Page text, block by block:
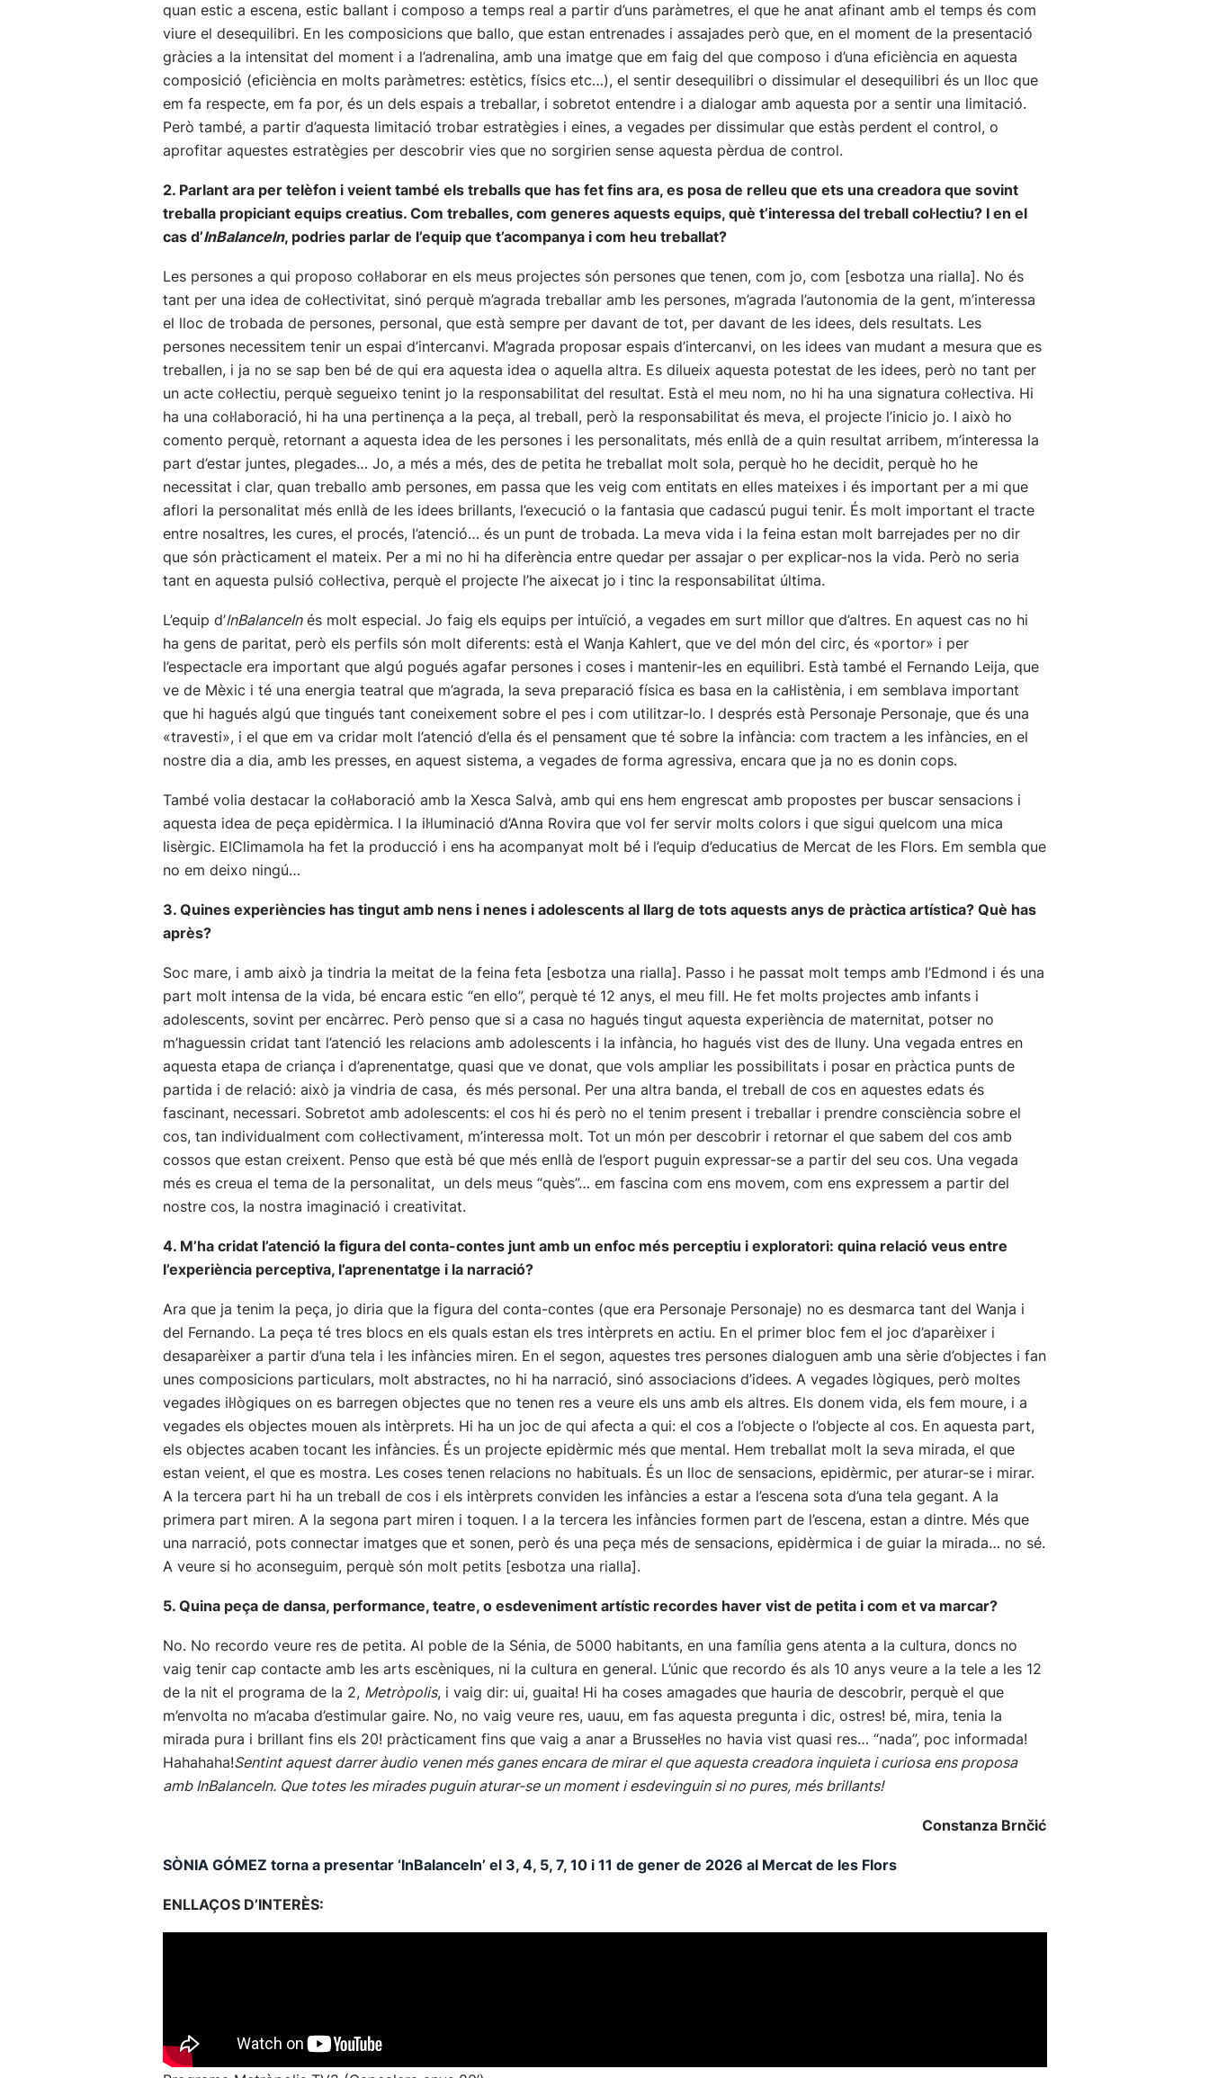
quan estic a escena, estic ballant i composo a temps real a partir d’uns paràmetres, el que he anat afinant amb el temps és com
viure el desequilibri. En les composicions que ballo, que estan entrenades i assajades però que, en el moment de la presentació
gràcies a la intensitat del moment i a l’adrenalina, amb una imatge que em faig del que composo i d’una eficiència en aquesta
composició (eficiència en molts paràmetres: estètics, físics etc…), el sentir desequilibri o dissimular el desequilibri és un lloc que
em fa respecte, em fa por, és un dels espais a treballar, i sobretot entendre i a dialogar amb aquesta por a sentir una limitació.
Però també, a partir d’aquesta limitació trobar estratègies i eines, a vegades per dissimular que estàs perdent el control, o
aprofitar aquestes estratègies per descobrir vies que no sorgirien sense aquesta pèrdua de control.
2. Parlant ara per telèfon i veient també els treballs que has fet fins ara, es posa de relleu que ets una creadora que sovint
treballa propiciant equips creatius. Com treballes, com generes aquests equips, què t’interessa del treball col·lectiu? I en el
cas d’InBalanceIn, podries parlar de l’equip que t’acompanya i com heu treballat?
Les persones a qui proposo col·laborar en els meus projectes són persones que tenen, com jo, com [esbotza una rialla]. No és
tant per una idea de col·lectivitat, sinó perquè m’agrada treballar amb les persones, m’agrada l’autonomia de la gent, m’interessa
el lloc de trobada de persones, personal, que està sempre per davant de tot, per davant de les idees, dels resultats. Les
persones necessitem tenir un espai d’intercanvi. M’agrada proposar espais d’intercanvi, on les idees van mudant a mesura que es
treballen, i ja no se sap ben bé de qui era aquesta idea o aquella altra. Es dilueix aquesta potestat de les idees, però no tant per
un acte col·lectiu, perquè segueixo tenint jo la responsabilitat del resultat. Està el meu nom, no hi ha una signatura col·lectiva. Hi
ha una col·laboració, hi ha una pertinença a la peça, al treball, però la responsabilitat és meva, el projecte l’inicio jo. I això ho
comento perquè, retornant a aquesta idea de les persones i les personalitats, més enllà de a quin resultat arribem, m’interessa la
part d’estar juntes, plegades… Jo, a més a més, des de petita he treballat molt sola, perquè ho he decidit, perquè ho he
necessitat i clar, quan treballo amb persones, em passa que les veig com entitats en elles mateixes i és important per a mi que
aflori la personalitat més enllà de les idees brillants, l’execució o la fantasia que cadascú pugui tenir. És molt important el tracte
entre nosaltres, les cures, el procés, l’atenció… és un punt de trobada. La meva vida i la feina estan molt barrejades per no dir
que són pràcticament el mateix. Per a mi no hi ha diferència entre quedar per assajar o per explicar-nos la vida. Però no seria
tant en aquesta pulsió col·lectiva, perquè el projecte l’he aixecat jo i tinc la responsabilitat última.
L’equip d’InBalanceInés molt especial. Jo faig els equips per intuïció, a vegades em surt millor que d’altres. En aquest cas no hi
ha gens de paritat, però els perfils són molt diferents: està el Wanja Kahlert, que ve del món del circ, és «portor» i per
l’espectacle era important que algú pogués agafar persones i coses i mantenir-les en equilibri. Està també el Fernando Leija, que
ve de Mèxic i té una energia teatral que m’agrada, la seva preparació física es basa en la cal·listènia, i em semblava important
que hi hagués algú que tingués tant coneixement sobre el pes i com utilitzar-lo. I després està Personaje Personaje, que és una
«travesti», i el que em va cridar molt l’atenció d’ella és el pensament que té sobre la infància: com tractem a les infàncies, en el
nostre dia a dia, amb les presses, en aquest sistema, a vegades de forma agressiva, encara que ja no es donin cops.
També volia destacar la col·laboració amb la Xesca Salvà, amb qui ens hem engrescat amb propostes per buscar sensacions i
aquesta idea de peça epidèrmica. I la il·luminació d’Anna Rovira que vol fer servir molts colors i que sigui quelcom una mica
lisèrgic. ElClimamola ha fet la producció i ens ha acompanyat molt bé i l’equip d’educatius de Mercat de les Flors. Em sembla que
no em deixo ningú…
3. Quines experiències has tingut amb nens i nenes i adolescents al llarg de tots aquests anys de pràctica artística? Què has
après?
Soc mare, i amb això ja tindria la meitat de la feina feta [esbotza una rialla]. Passo i he passat molt temps amb l’Edmond i és una
part molt intensa de la vida, bé encara estic “en ello”, perquè té 12 anys, el meu fill. He fet molts projectes amb infants i
adolescents, sovint per encàrrec. Però penso que si a casa no hagués tingut aquesta experiència de maternitat, potser no
m’haguessin cridat tant l’atenció les relacions amb adolescents i la infància, ho hagués vist des de lluny. Una vegada entres en
aquesta etapa de criança i d’aprenentatge, quasi que ve donat, que vols ampliar les possibilitats i posar en pràctica punts de
partida i de relació: això ja vindria de casa, és més personal. Per una altra banda, el treball de cos en aquestes edats és
fascinant, necessari. Sobretot amb adolescents: el cos hi és però no el tenim present i treballar i prendre consciència sobre el
cos, tan individualment com col·lectivament, m’interessa molt. Tot un món per descobrir i retornar el que sabem del cos amb
cossos que estan creixent. Penso que està bé que més enllà de l’esport puguin expressar-se a partir del seu cos. Una vegada
més es creua el tema de la personalitat, un dels meus “quès”… em fascina com ens movem, com ens expressem a partir del
nostre cos, la nostra imaginació i creativitat.
4. M’ha cridat l’atenció la figura del conta-contes junt amb un enfoc més perceptiu i exploratori: quina relació veus entre
l’experiència perceptiva, l’aprenentatge i la narració?
Ara que ja tenim la peça, jo diria que la figura del conta-contes (que era Personaje Personaje) no es desmarca tant del Wanja i
del Fernando. La peça té tres blocs en els quals estan els tres intèrprets en actiu. En el primer bloc fem el joc d’aparèixer i
desaparèixer a partir d’una tela i les infàncies miren. En el segon, aquestes tres persones dialoguen amb una sèrie d’objectes i fan
unes composicions particulars, molt abstractes, no hi ha narració, sinó associacions d’idees. A vegades lògiques, però moltes
vegades il·lògiques on es barregen objectes que no tenen res a veure els uns amb els altres. Els donem vida, els fem moure, i a
vegades els objectes mouen als intèrprets. Hi ha un joc de qui afecta a qui: el cos a l’objecte o l’objecte al cos. En aquesta part,
els objectes acaben tocant les infàncies. És un projecte epidèrmic més que mental. Hem treballat molt la seva mirada, el que
estan veient, el que es mostra. Les coses tenen relacions no habituals. És un lloc de sensacions, epidèrmic, per aturar-se i mirar.
A la tercera part hi ha un treball de cos i els intèrprets conviden les infàncies a estar a l’escena sota d’una tela gegant. A la
primera part miren. A la segona part miren i toquen. I a la tercera les infàncies formen part de l’escena, estan a dintre. Més que
una narració, pots connectar imatges que et sonen, però és una peça més de sensacions, epidèrmica i de guiar la mirada… no sé.
A veure si ho aconseguim, perquè són molt petits [esbotza una rialla].
5. Quina peça de dansa, performance, teatre, o esdeveniment artístic recordes haver vist de petita i com et va marcar?
No. No recordo veure res de petita. Al poble de la Sénia, de 5000 habitants, en una família gens atenta a la cultura, doncs no
vaig tenir cap contacte amb les arts escèniques, ni la cultura en general. L’únic que recordo és als 10 anys veure a la tele a les 12
de la nit el programa de la 2, Metròpolis, i vaig dir: ui, guaita! Hi ha coses amagades que hauria de descobrir, perquè el que
m’envolta no m’acaba d’estimular gaire. No, no vaig veure res, uauu, em fas aquesta pregunta i dic, ostres! bé, mira, tenia la
mirada pura i brillant fins els 20! pràcticament fins que vaig a anar a Brussel·les no havia vist quasi res… “nada”, poc informada!
Hahahaha!Sentint aquest darrer àudio venen més ganes encara de mirar el que aquesta creadora inquieta i curiosa ens proposa
amb InBalanceIn. Que totes les mirades puguin aturar-se un moment i esdevinguin si no pures, més brillants!
Constanza Brnčić
SÒNIA GÓMEZ torna a presentar ‘InBalanceIn’ el 3, 4, 5, 7, 10 i 11 de gener de 2026 al Mercat de les Flors
ENLLAÇOS D’INTERÈS: